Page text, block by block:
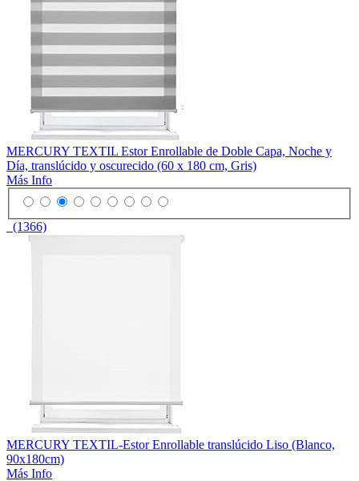
MERCURY TEXTIL Estor Enrollable de Doble Capa, Noche y
Día, translúcido y oscurecido (60 x 180 cm, Gris)
Más Info
(1366)
MERCURY TEXTIL-Estor Enrollable translúcido Liso (Blanco,
90x180cm)
Más Info